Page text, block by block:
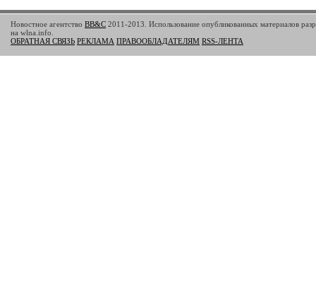
Новостное агентство BB&C 2011-2013. Использование опубликованных материалов
на wlna.info.
ОБРАТНАЯ СВЯЗЬ РЕКЛАМА ПРАВООБЛАДАТЕЛЯМ RSS-ЛЕНТА